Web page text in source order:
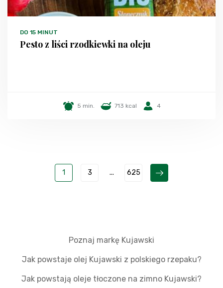
DO 15 MINUT
Pesto z liści rzodkiewki na oleju
5 min. 713 kcal 4
1 3 ... 625
Poznaj markę Kujawski
Jak powstaje olej Kujawski z polskiego rzepaku?
Jak powstają oleje tłoczone na zimno Kujawski?